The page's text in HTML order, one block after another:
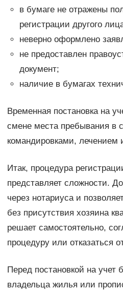
в бумаге не отражены
регистрации другого
неверно оформлено
не предоставлен
документ;
наличие в бумагах
Временная постановка на
смене места пребывания в
командировками, лечением
Итак, процедура
представляет сложности.
через нотариуса и
без присутствия хозяина
решает самостоятельно,
процедуру или отказаться
Перед постановкой на учет
владельца жилья или